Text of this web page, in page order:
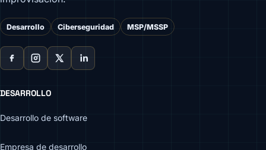
Desarrollo Ciberseguridad MSP/MSSP
DESARROLLO
Desarrollo de software
Empresa de desarrollo